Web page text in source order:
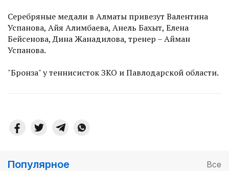
Серебряные медали в Алматы привезут Валентина
Успанова, Айя Алимбаева, Анель Бахыт, Елена
Бейсенова, Дина Жанадилова, тренер – Айман
Успанова.
"Бронза" у теннисисток ЗКО и Павлодарской области.
Популярное Все